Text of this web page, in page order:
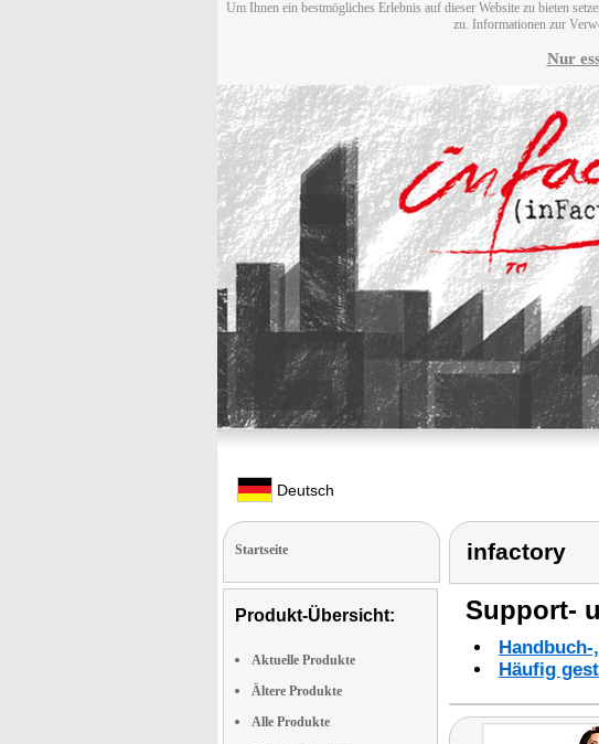
Um Ihnen ein bestmögliches Erlebnis auf dieser Website zu bieten
zu. Informationen zur
Nur
Deutsch
Startseite
Produkt-Übersicht:
Aktuelle Produkte
Ältere Produkte
Alle Produkte
infactory
Support-
Häufig